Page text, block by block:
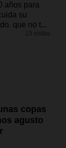
años para
su
que no t...
13 visitas
copas
agusto